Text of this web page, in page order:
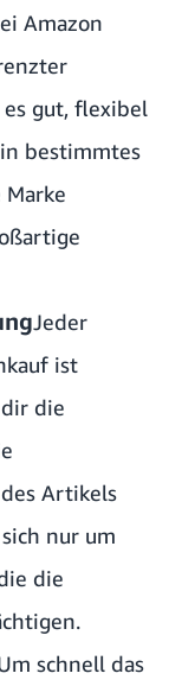
Amazon
gut, flexibel
bestimmtes
Jeder
ist
die
Artikels
nur um
die
schnell das